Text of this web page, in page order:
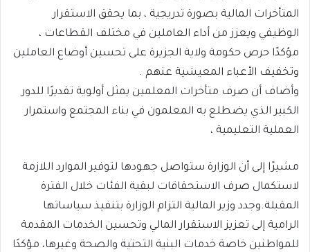
المتأخرات المالية بصورة تدريجية ، بما يحقق الاستقرار
الوظيفي ويعزز من أداء العاملين في مختلف القطاعات ،
مؤكدًا حرص حكومة ولاية الجزيرة على تحسين أوضاع العاملين
وتخفيف الأعباء المعيشية عنهم .
وأضاف أن صرف متأخرات المعلمين يمثل أولوية تقديرًا للدور
الكبير الذي يضطلع به المعلمون في بناء المجتمع واستمرار
العملية التعليمية ،
مشيرًا إلى أن الوزارة ستواصل جهودها لتوفير الموارد اللازمة
لاستكمال صرف الاستحقاقات لبقية الفئات خلال الفترة
المقبلة.وجدد وزير المالية التزام الوزارة بتنفيذ سياساتها
الرامية إلى تعزيز الاستقرار المالي وتحسين الخدمات المقدمة
للمواطنين خاصة خدمات البنية التحتية والصحة وغيرها، مؤكدًا